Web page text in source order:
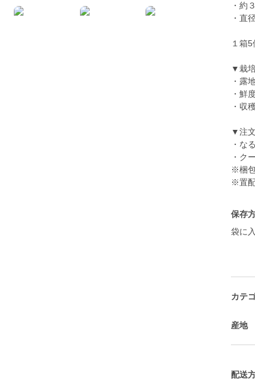
・約
・直
１箱5
▼栽
・露
・鮮
・収
▼注
・な
・ク
※梱
※置
保存
袋に
カテ
産地
配送